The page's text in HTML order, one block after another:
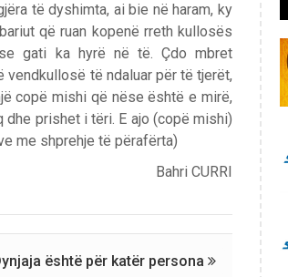
të dyshimta, ai bie në haram, ky
që ruan kopenë rreth kullosës
gati ka hyrë në të. Çdo mbret
vendkullosë të ndaluar për të tjerët,
copë mishi që nëse është e mirë,
prishet i tëri. E ajo (copë mishi)
me shprehje të përafërta)
Bahri CURRI
është për katër persona